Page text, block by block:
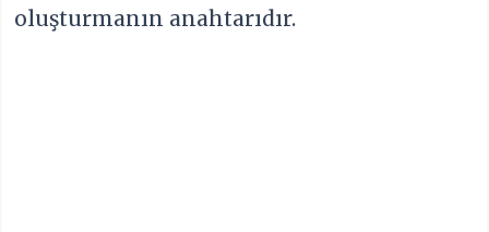
oluşturmanın anahtarıdır.